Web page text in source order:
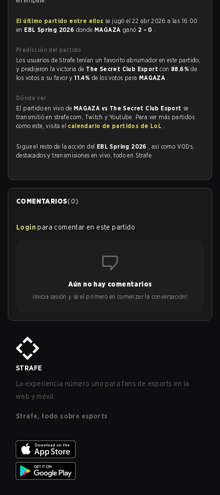
El último partido entre ellos se jugó el 22 abr 2026 a las 16:00
en EBL Spring 2026 donde MAGAZA ganó 2 - 0 .
Predicción del partido
Los usuarios de Strafe tenían un favorito abrumador en este partido,
y predijeron la victoria de The Secret Club Esportcon 88.6%de
los votos a su favor y11.4% de los votos para MAGAZA .
Dónde ver
El partido en vivo de MAGAZA vs The Secret Club Esport se
transmitió en strafe.com, Twitch y Youtube. Para ver más partidos
como este, visita el calendario de partidos de LoL .
Sigue el resto de la acción del EBL Spring 2026 , así como VODs,
destacados y transmisiones en vivo, todo en Strafe.
COMENTARIOS(0)
Login para comentar en este partido
Aún no hay comentarios
¡Inicia sesión y sé el primero en comenzar la conversación!
STRAFE
La experiencia número uno para fans de esports en la
web y móvil.
Strafe, todo sobre esports